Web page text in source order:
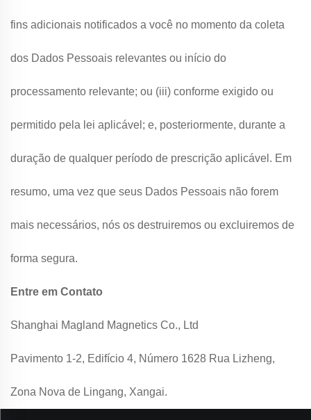
fins adicionais notificados a você no momento da coleta
dos Dados Pessoais relevantes ou início do
processamento relevante; ou (iii) conforme exigido ou
permitido pela lei aplicável; e, posteriormente, durante a
duração de qualquer período de prescrição aplicável. Em
resumo, uma vez que seus Dados Pessoais não forem
mais necessários, nós os destruiremos ou excluiremos de
forma segura.
Entre em Contato
Shanghai Magland Magnetics Co., Ltd
Pavimento 1-2, Edifício 4, Número 1628 Rua Lizheng,
Zona Nova de Lingang, Xangai.